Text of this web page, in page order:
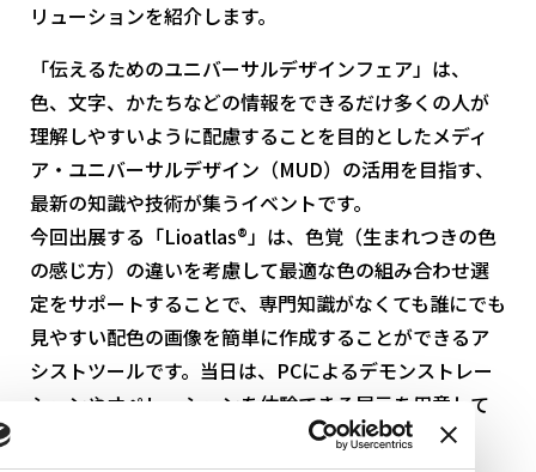
リューションを紹介します。
「伝えるためのユニバーサルデザインフェア」は、
色、文字、かたちなどの情報をできるだけ多くの人が
理解しやすいように配慮することを目的としたメディ
ア・ユニバーサルデザイン（MUD）の活用を目指す、
最新の知識や技術が集うイベントです。
今回出展する「Lioatlas®」は、色覚（生まれつきの色
の感じ方）の違いを考慮して最適な色の組み合わせ選
定をサポートすることで、専門知識がなくても誰にでも
見やすい配色の画像を簡単に作成することができるア
シストツールです。当日は、PCによるデモンストレー
ションやオペレーションを体験できる展示を用意して